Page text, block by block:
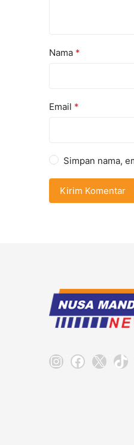
Nama *
Email *
Simpan nama,
Instagram
X